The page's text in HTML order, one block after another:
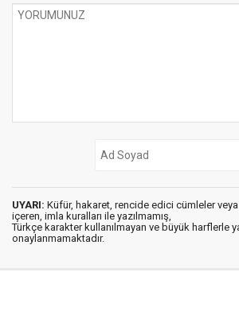
UYARI: Küfür, hakaret, rencide edici cümleler veya
içeren, imla kuralları ile yazılmamış,
Türkçe karakter kullanılmayan ve büyük harflerle
onaylanmamaktadır.